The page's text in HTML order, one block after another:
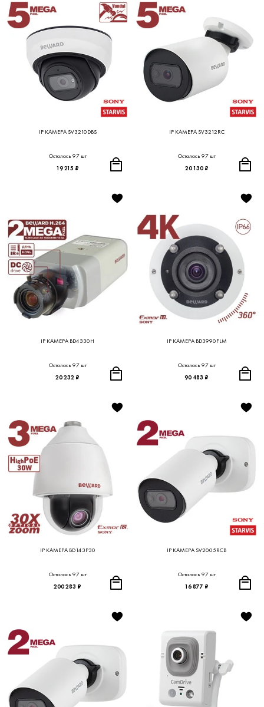
IP КАМЕРА SV3210DBS
Осталось 97 шт
19 215 ₽
IP КАМЕРА SV3212RC
Осталось 97 шт
20 130 ₽
IP КАМЕРА BD4330H
Осталось 97 шт
20 232 ₽
IP КАМЕРА BD3990FLM
Осталось 97 шт
90 483 ₽
IP КАМЕРА BD143P30
Осталось 97 шт
200 283 ₽
IP КАМЕРА SV2005RCB
Осталось 97 шт
16 877 ₽